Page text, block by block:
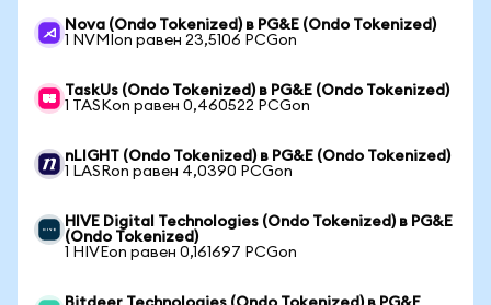
Nova (Ondo Tokenized) в PG&E (Ondo Tokenized)
1 NVMIon равен 23,5106 PCGon
TaskUs (Ondo Tokenized) в PG&E (Ondo Tokenized)
1 TASKon равен 0,460522 PCGon
nLIGHT (Ondo Tokenized) в PG&E (Ondo Tokenized)
1 LASRon равен 4,0390 PCGon
HIVE Digital Technologies (Ondo Tokenized) в PG&E
(Ondo Tokenized)
1 HIVEon равен 0,161697 PCGon